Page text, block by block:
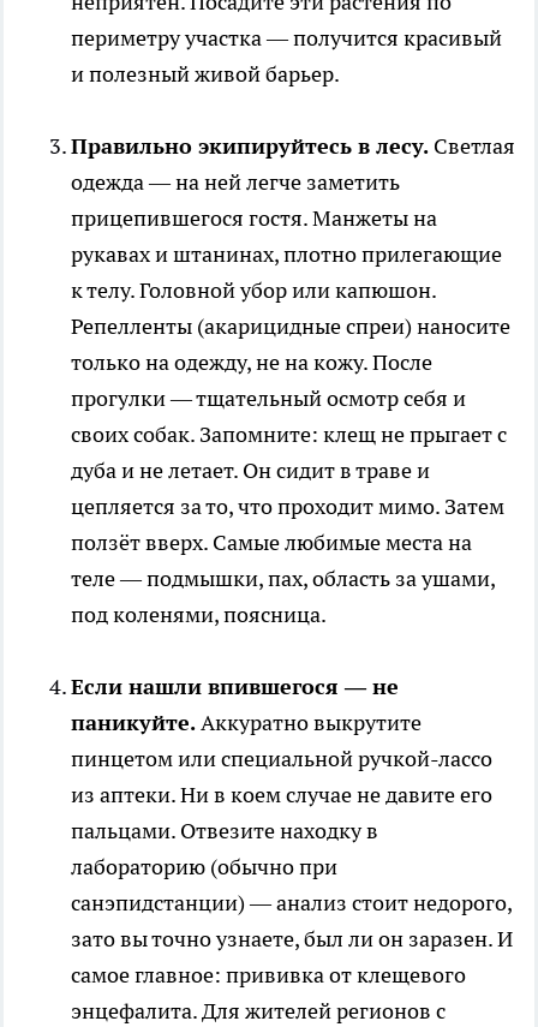
периметру участка — получится красивый
и полезный живой барьер.
Правильно экипируйтесь в лесу. Светлая
одежда — на ней легче заметить
прицепившегося гостя. Манжеты на
рукавах и штанинах, плотно прилегающие
к телу. Головной убор или капюшон.
Репелленты (акарицидные спреи) наносите
только на одежду, не на кожу. После
прогулки — тщательный осмотр себя и
своих собак. Запомните: клещ не прыгает с
дуба и не летает. Он сидит в траве и
цепляется за то, что проходит мимо. Затем
ползёт вверх. Самые любимые места на
теле — подмышки, пах, область за ушами,
под коленями, поясница.
Если нашли впившегося — не
паникуйте.Аккуратно выкрутите
пинцетом или специальной ручкой-лассо
из аптеки. Ни в коем случае не давите его
пальцами. Отвезите находку в
лабораторию (обычно при
санэпидстанции) — анализ стоит недорого,
зато вы точно узнаете, был ли он заразен. И
самое главное: прививка от клещевого
энцефалита. Для жителей регионов с